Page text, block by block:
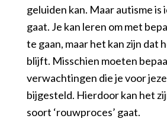
geluiden kan. Maar autisme
gaat. Je kan leren om met
te gaan, maar het kan zijn dat
blijft. Misschien moeten
verwachtingen die je voor
bijgesteld. Hierdoor kan het
soort ‘rouwproces’ gaat.